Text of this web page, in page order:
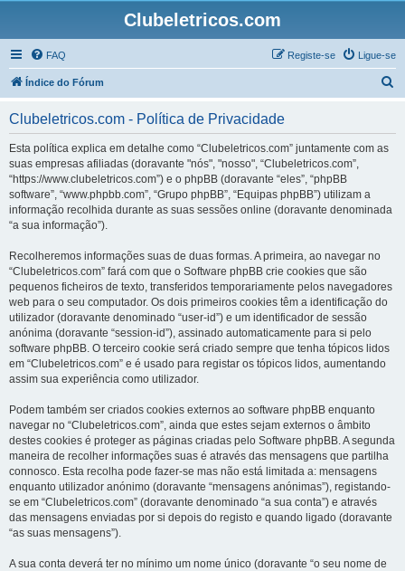
Clubeletricos.com
FAQ Ligue-se
Registe-se
Índice do Fórum
Clubeletricos.com - Política de Privacidade
Esta política explica em detalhe como “Clubeletricos.com” juntamente com as
suas empresas afiliadas (doravante "nós", "nosso", “Clubeletricos.com”,
“https://www.clubeletricos.com”) e o phpBB (doravante “eles”, “phpBB
software”, “www.phpbb.com”, “Grupo phpBB”, “Equipas phpBB”) utilizam a
informação recolhida durante as suas sessões online (doravante denominada
“a sua informação”).
Recolheremos informações suas de duas formas. A primeira, ao navegar no
“Clubeletricos.com” fará com que o Software phpBB crie cookies que são
pequenos ficheiros de texto, transferidos temporariamente pelos navegadores
web para o seu computador. Os dois primeiros cookies têm a identificação do
utilizador (doravante denominado “user-id”) e um identificador de sessão
anónima (doravante “session-id”), assinado automaticamente para si pelo
software phpBB. O terceiro cookie será criado sempre que tenha tópicos lidos
em “Clubeletricos.com” e é usado para registar os tópicos lidos, aumentando
assim sua experiência como utilizador.
Podem também ser criados cookies externos ao software phpBB enquanto
navegar no “Clubeletricos.com”, ainda que estes sejam externos o âmbito
destes cookies é proteger as páginas criadas pelo Software phpBB. A segunda
maneira de recolher informações suas é através das mensagens que partilha
connosco. Esta recolha pode fazer-se mas não está limitada a: mensagens
enquanto utilizador anónimo (doravante “mensagens anónimas”), registando-
se em “Clubeletricos.com” (doravante denominado “a sua conta”) e através
das mensagens enviadas por si depois do registo e quando ligado (doravante
“as suas mensagens”).
A sua conta deverá ter no mínimo um nome único (doravante “o seu nome de